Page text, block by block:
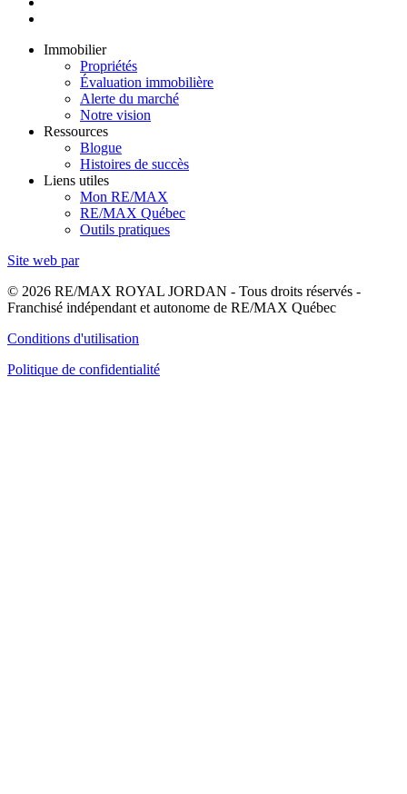
Immobilier
Propriétés
Évaluation immobilière
Alerte du marché
Notre vision
Ressources
Blogue
Histoires de succès
Liens utiles
Mon RE/MAX
RE/MAX Québec
Outils pratiques
Site web par
© 2026 RE/MAX ROYAL JORDAN - Tous droits réservés -
Franchisé indépendant et autonome de RE/MAX Québec
Conditions d'utilisation
Politique de confidentialité